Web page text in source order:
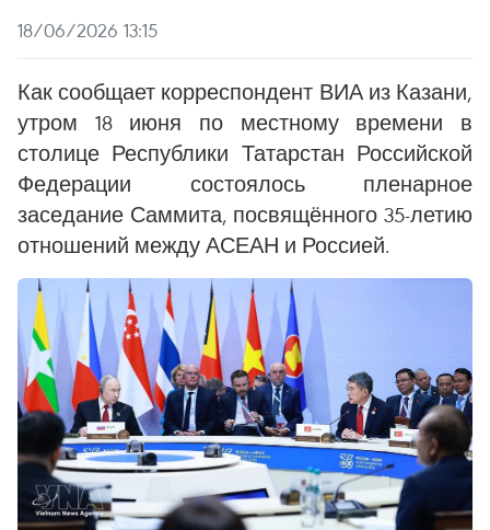
18/06/2026 13:15
Как сообщает корреспондент ВИА из Казани,
утром 18 июня по местному времени в
столице Республики Татарстан Российской
Федерации состоялось пленарное
заседание Саммита, посвящённого 35-летию
отношений между АСЕАН и Россией.